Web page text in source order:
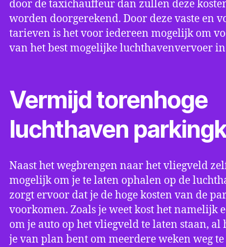
door de taxichauffeur dan zullen deze
worden doorgerekend. Door deze vaste en
tarieven is het voor iedereen mogelijk om
van het best mogelijke luchthavenvervoer
Vermijd torenhoge
luchthaven
Naast het wegbrengen naar het vliegveld
mogelijk om je te laten ophalen op de
zorgt ervoor dat je de hoge kosten van de
voorkomen. Zoals je weet kost het namelijk
om je auto op het vliegveld te laten staan, al
je van plan bent om meerdere weken weg te